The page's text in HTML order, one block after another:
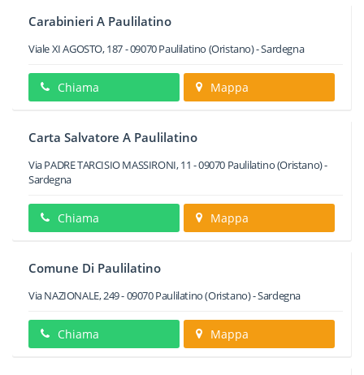
Carabinieri A Paulilatino
Viale XI AGOSTO, 187-09070Paulilatino (Oristano) -Sardegna
Chiama Mappa
Carta Salvatore A Paulilatino
Via PADRE TARCISIO MASSIRONI, 11 -09070 Paulilatino(Oristano) -
Sardegna
Chiama Mappa
Comune Di Paulilatino
Via NAZIONALE, 249-09070Paulilatino(Oristano) -Sardegna
Chiama Mappa